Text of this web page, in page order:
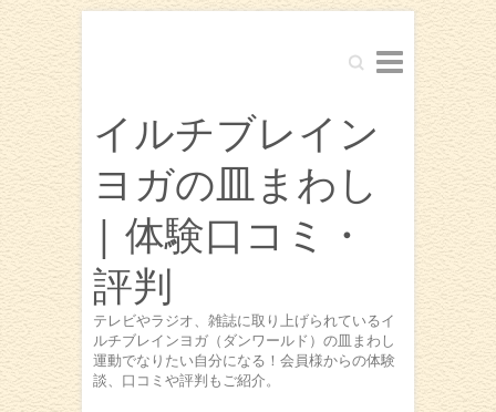
Search
イルチブレイン
ヨガの皿まわし
| 体験口コミ・
評判
テレビやラジオ、雑誌に取り上げられているイ
ルチブレインヨガ（ダンワールド）の皿まわし
運動でなりたい自分になる！会員様からの体験
談、口コミや評判もご紹介。